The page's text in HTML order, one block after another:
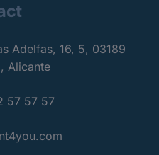
Adelfas, 16, 5, 03189
Alicante
57 57 57